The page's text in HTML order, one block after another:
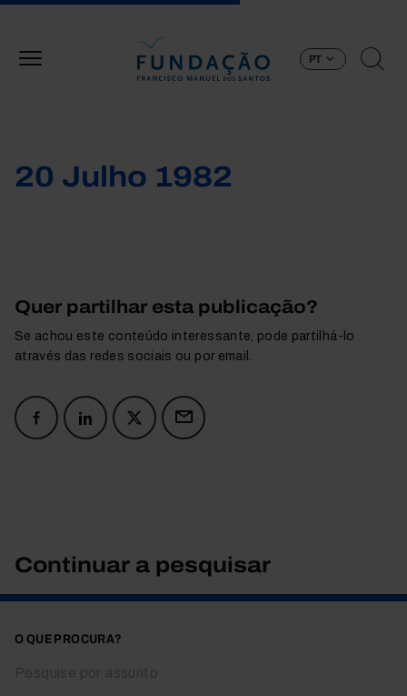
PT
20 Julho 1982
Quer partilhar esta publicação?
Se achou este conteúdo interessante, pode partilhá-lo
através das redes sociais ou por email.
Continuar a pesquisar
O QUE PROCURA?